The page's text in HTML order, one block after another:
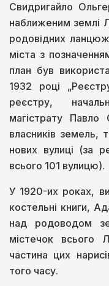
Свидригайло
наближеним землі
родовідних
міста з
план був
1932 році
реєстру,
магістрату Павло
власників земель,
нових вулиці (за
всього 101 вулицю).
У 1920-их роках,
костельні книги,
над родоводом
містечок всього
частина цих
того часу.